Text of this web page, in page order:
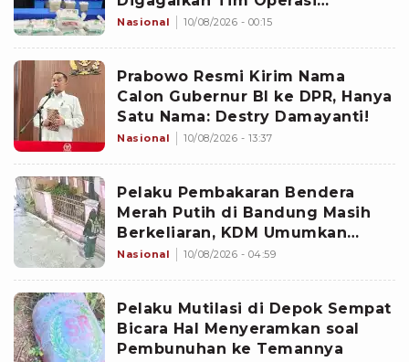
Gabungan di Perairan Natuna
Nasional 10/08/2026 - 00:15
Prabowo Resmi Kirim Nama
Calon Gubernur BI ke DPR, Hanya
Satu Nama: Destry Damayanti!
Nasional 10/08/2026 - 13:37
Pelaku Pembakaran Bendera
Merah Putih di Bandung Masih
Berkeliaran, KDM Umumkan
Sayembara Berhadiah
Nasional 10/08/2026 - 04:59
Pelaku Mutilasi di Depok Sempat
Bicara Hal Menyeramkan soal
Pembunuhan ke Temannya